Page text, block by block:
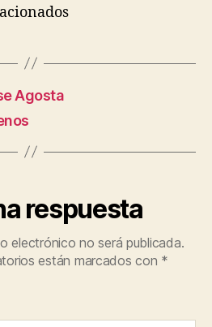
Agosta
respuesta
electrónico no será publicada.
están marcados con *